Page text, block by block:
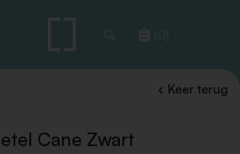
(0)
Keer terug
Cane Zwart